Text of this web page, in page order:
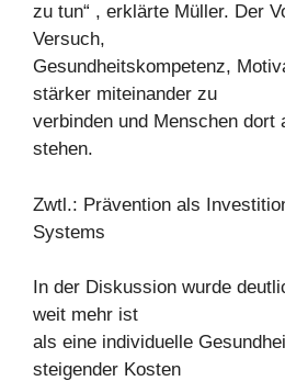
zu tun“ , erklärte Müller. Der
Versuch,
Gesundheitskompetenz,
stärker miteinander zu
verbinden und Menschen dort
stehen.
Zwtl.: Prävention als
Systems
In der Diskussion wurde
weit mehr ist
als eine individuelle
steigender Kosten